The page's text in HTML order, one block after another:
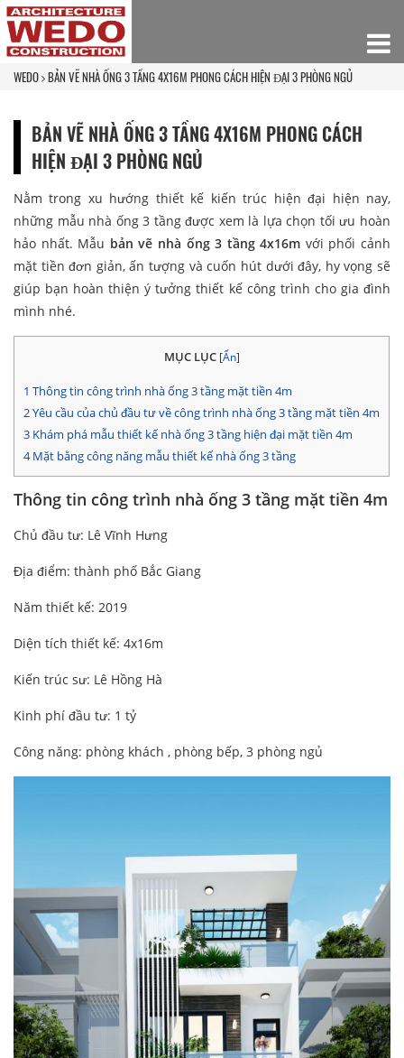
WEDO BẢN VẼ NHÀ ỐNG 3 TẦNG 4X16M PHONG CÁCH HIỆN ĐẠI 3 PHÒNG NGỦ
BẢN VẼ NHÀ ỐNG 3 TẦNG 4X16M PHONG CÁCH
HIỆN ĐẠI 3 PHÒNG NGỦ
Nằm trong xu hướng thiết kế kiến trúc hiện đại hiện nay,
những mẫu nhà ống 3 tầng được xem là lựa chọn tối ưu hoàn
hảo nhất. Mẫu bản vẽ nhà ống 3 tầng 4x16m với phối cảnh
mặt tiền đơn giản, ấn tượng và cuốn hút dưới đây, hy vọng sẽ
giúp bạn hoàn thiện ý tưởng thiết kế công trình cho gia đình
mình nhé.
MỤC LỤC [Ẩn]
1 Thông tin công trình nhà ống 3 tầng mặt tiền 4m
2Yêu cầu của chủ đầu tư về công trình nhà ống 3 tầng mặt tiền 4m
3 Khám phá mẫu thiết kế nhà ống 3 tầng hiện đại mặt tiền 4m
4Mặt bằng công năng mẫu thiết kế nhà ống 3 tầng
Thông tin công trình nhà ống 3 tầng mặt tiền 4m
Chủ đầu tư: Lê Vĩnh Hưng
Địa điểm: thành phố Bắc Giang
Năm thiết kế: 2019
Diện tích thiết kế: 4x16m
Kiến trúc sư: Lê Hồng Hà
Kinh phí đầu tư: 1 tỷ
Công năng: phòng khách , phòng bếp, 3 phòng ngủ